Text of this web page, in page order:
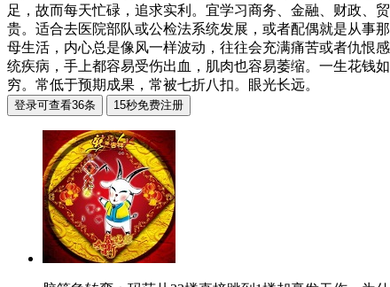
足，故而每天忙碌，追求实利。宜学习商务、金融、财政、
贵。适合去医院部队或公检法系统发展，或者配偶就是从事
母生活，内心总是像风一样波动，往往会充满痛苦或者仇恨
统疾病，手上都容易受伤出血，肌肉也容易萎缩。一生花钱
穷。常低于预期成果，常被七折八扣。眼光长远。